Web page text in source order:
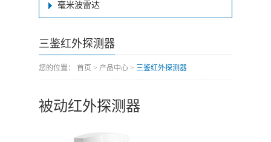
毫米波雷达
三鉴红外探测器
您的位置： 首页 > 产品中心 > 三鉴红外探测器
被动红外探测器